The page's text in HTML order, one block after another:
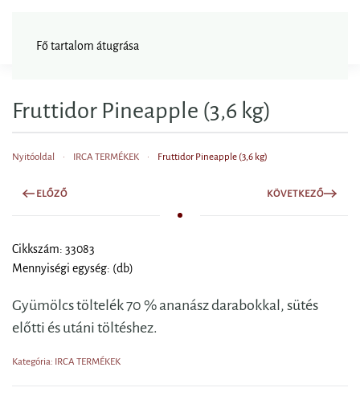
Fő tartalom átugrása
Fruttidor Pineapple (3,6 kg)
Nyitóoldal IRCA TERMÉKEK Fruttidor Pineapple (3,6 kg)
ELŐZŐ KÖVETKEZŐ
Cikkszám: 33083
Mennyiségi egység: (db)
Gyümölcs töltelék 70 % ananász darabokkal, sütés
előtti és utáni töltéshez.
Kategória: IRCA TERMÉKEK